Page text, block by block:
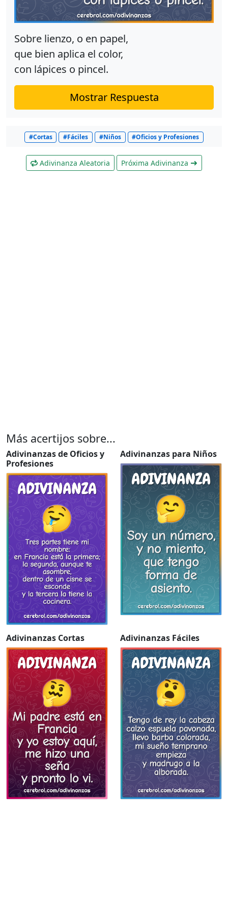
Sobre lienzo, o en papel,
que bien aplica el color,
con lápices o pincel.
Mostrar Respuesta
#Cortas #Fáciles #Niños #Oficios y Profesiones
Adivinanza Aleatoria Próxima Adivinanza
Más acertijos sobre...
Adivinanzas de Oficios y
Profesiones
Adivinanzas para Niños
Adivinanzas Cortas Adivinanzas Fáciles